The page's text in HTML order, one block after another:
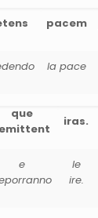
pacem
la pace
que
iras.
e
le
ire.